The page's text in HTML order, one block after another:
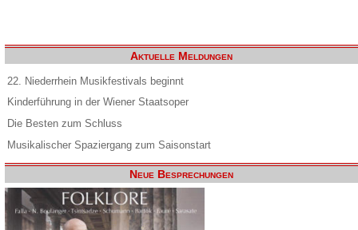
Aktuelle Meldungen
22. Niederrhein Musikfestivals beginnt
Kinderführung in der Wiener Staatsoper
Die Besten zum Schluss
Musikalischer Spaziergang zum Saisonstart
Neue Besprechungen